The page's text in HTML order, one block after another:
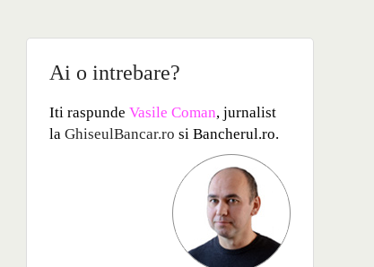
Ai o intrebare?
Iti raspunde Vasile Coman, jurnalist
la GhiseulBancar.ro si Bancherul.ro.